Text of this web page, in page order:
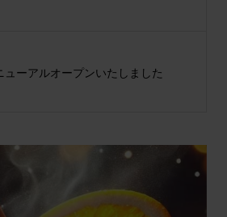
ューアルオープンいたしました